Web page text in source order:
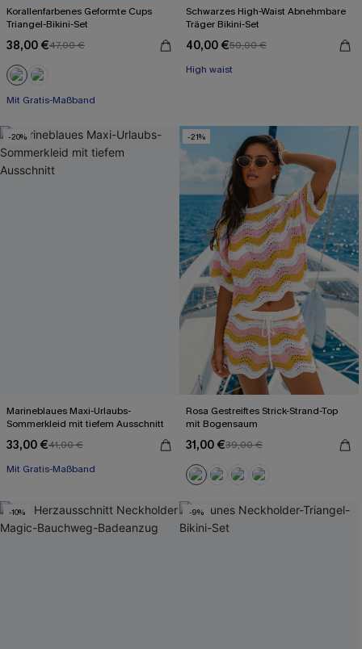
Korallenfarbenes Geformte Cups
Triangel-Bikini-Set
38,00 €47,00 €
Mit Gratis-Maßband
Schwarzes High-Waist Abnehmbare
Träger Bikini-Set
40,00 €50,00 €
High waist
-20%
Marineblaues Maxi-Urlaubs-
Sommerkleid mit tiefem Ausschnitt
33,00 €41,00 €
Mit Gratis-Maßband
Festlich
-21%
Rosa Gestreiftes Strick-Strand-Top
mit Bogensaum
31,00 €39,00 €
-10% -9%